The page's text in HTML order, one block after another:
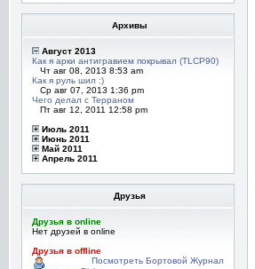
Архивы
Август 2013
Как я арки антигравием покрывал (TLCP90)
Чт авг 08, 2013 8:53 am
Как я руль шил :)
Ср авг 07, 2013 1:36 pm
Чего делал с Терраном
Пт авг 12, 2011 12:58 pm
Июль 2011
Июнь 2011
Май 2011
Апрель 2011
Друзья
Друзья в online
Нет друзей в online
Друзья в offline
Посмотреть Бортовой Журнал